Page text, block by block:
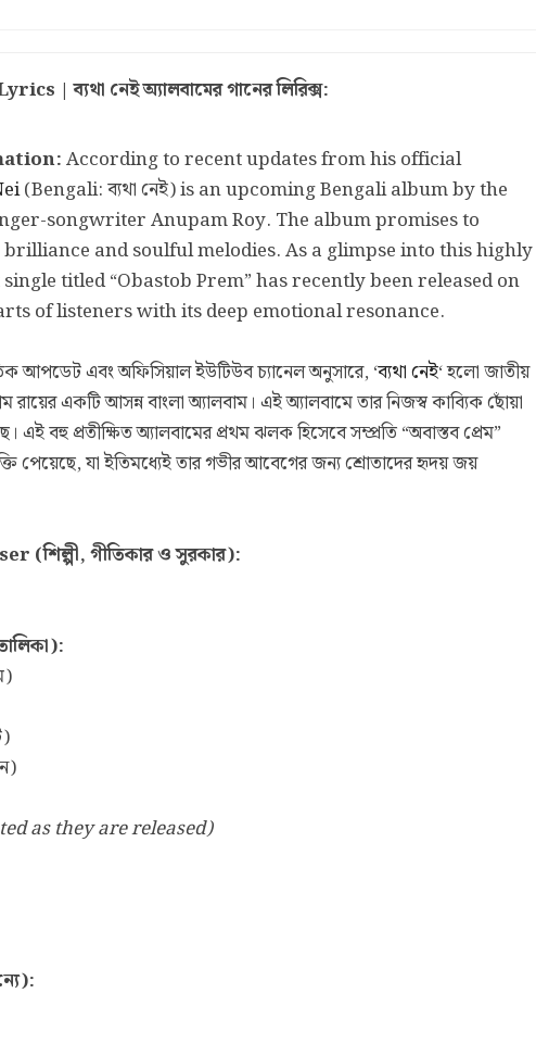
| ব্যথা নেই অ্যালবামের গানের লিরিক্স:
According to recent updates from his official
(Bengali: ব্যথা নেই) is an upcoming Bengali album by the
songwriter Anupam Roy. The album promises to
and soulful melodies. As a glimpse into this highly
titled “Obastob Prem” has recently been released on
of listeners with its deep emotional resonance.
আপডেট এবং অফিসিয়াল ইউটিউব চ্যানেল অনুসারে, ‘ব্যথা নেই‘ হলো জাতীয়
একটি আসন্ন বাংলা অ্যালবাম। এই অ্যালবামে তার নিজস্ব কাব্যিক ছোঁয়া
এই বহু প্রতীক্ষিত অ্যালবামের প্রথম ঝলক হিসেবে সম্প্রতি “অবাস্তব প্রেম”
পেয়েছে, যা ইতিমধ্যেই তার গভীর আবেগের জন্য শ্রোতাদের হৃদয় জয়
গীতিকার ও সুরকার):
as they are released)